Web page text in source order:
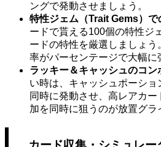
ングで発動させましょう。
特性ジェム（Trait Gems）で
ードで貰える100個の特性ジ
ードの特性を厳選しましょ
率がパーセンテージで大幅に
ラッキー＆キャッシュのコン
い時は、キャッシュポーシ
同時に発動させ、高レアカ
加を同時に狙うのが放置グラ